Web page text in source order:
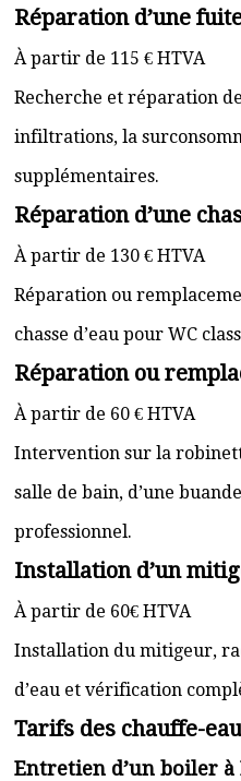
Réparation d’une
À partir de 115 € HTVA
Recherche et réparation
infiltrations, la
supplémentaires.
Réparation d’une
À partir de 130 € HTVA
Réparation ou
chasse d’eau pour WC
Réparation ou
À partir de 60 € HTVA
Intervention sur la
salle de bain, d’une
professionnel.
Installation d’un
À partir de 60€ HTVA
Installation du mitigeur,
d’eau et vérification
Tarifs des chauffe-
Entretien d’un boiler